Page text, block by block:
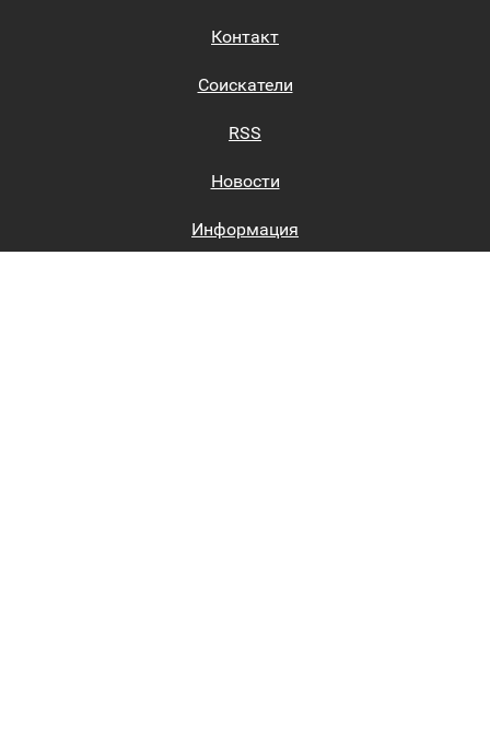
Контакт
Соискатели
RSS
Новости
Информация